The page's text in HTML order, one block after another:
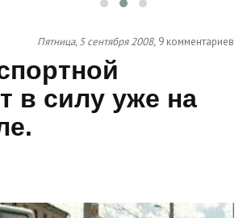
Пятница, 5 сентября 2008, 9 комментариев
в силу уже на